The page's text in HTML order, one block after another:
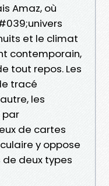
Amaz, où
et le climat
contemporain,
tout repos. Les
tracé
les
par
de cartes
y oppose
deux types